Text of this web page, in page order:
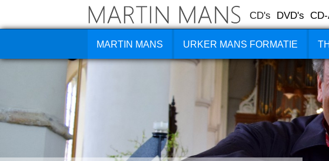
CD's DVD's
MARTIN MANS URKER MANS FORMATIE